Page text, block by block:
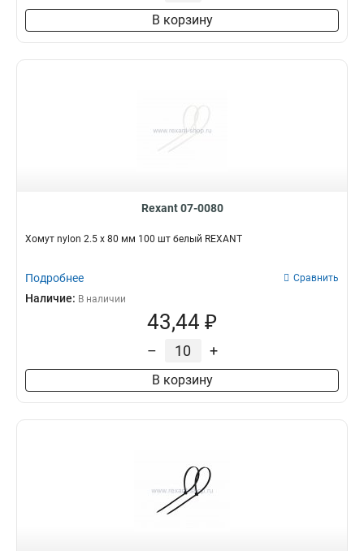
В корзину
Rexant 07-0080
Хомут nylon 2.5 х 80 мм 100 шт белый REXANT
Подробнее Сравнить
Наличие: В наличии
43,44 ₽
– +
В корзину